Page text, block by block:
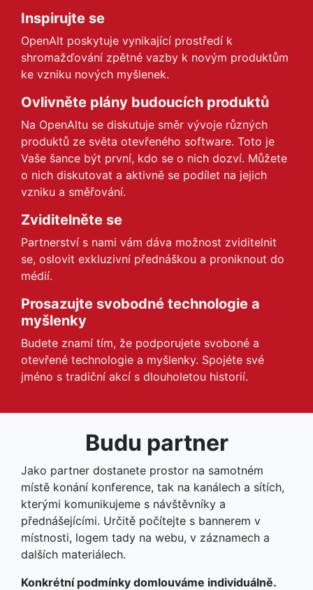
Inspirujte se
OpenAlt poskytuje vynikající prostředí k
shromažďování zpětné vazby k novým produktům
ke vzniku nových myšlenek.
Ovlivněte plány budoucích produktů
Na OpenAltu se diskutuje směr vývoje různých
produktů ze světa otevřeného software. Toto je
Vaše šance být první, kdo se o nich dozví. Můžete
o nich diskutovat a aktivně se podílet na jejich
vzniku a směřování.
Zviditelněte se
Partnerství s nami vám dáva možnost zviditelnit
se, oslovit exkluzivní přednáškou a proniknout do
médií.
Prosazujte svobodné technologie a
myšlenky
Budete znamí tím, že podporujete svoboné a
otevřené technologie a myšlenky. Spojéte své
jméno s tradiční akcí s dlouholetou historií.
Budu partner
Jako partner dostanete prostor na samotném
místě konání konference, tak na kanálech a sítích,
kterými komunikujeme s návštěvníky a
přednášejícími. Určitě počítejte s bannerem v
místnosti, logem tady na webu, v záznamech a
dalších materiálech.
Konkrétní podmínky domlouváme individuálně.